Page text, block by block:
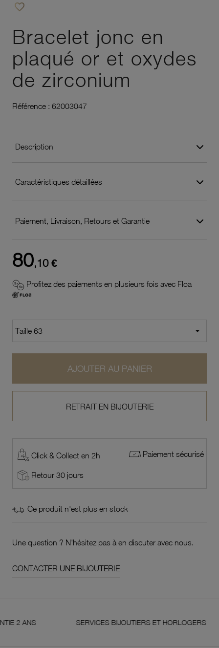
favorite_border
Bracelet jonc en
plaqué or et oxydes
de zirconium
Référence : 62003047
Description
Caractéristiques détaillées
Paiement, Livraison, Retours et Garantie
80,10 €
Profitez des paiements en plusieurs fois avec Floa
AJOUTER AU PANIER
RETRAIT EN BIJOUTERIE
Click & Collect en 2h Paiement sécurisé
Retour 30 jours
Ce produit n'est plus en stock
Une question ? N'hésitez pas à en discuter avec nous.
CONTACTER UNE BIJOUTERIE
SERVICES BIJOUTIERS ET HORLOGERS